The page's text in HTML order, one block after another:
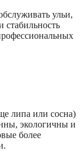
ульи,
липа или сосна)
экологичны и
более